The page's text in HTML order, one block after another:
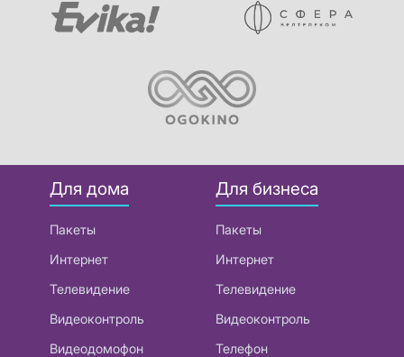
Для дома
Пакеты
Интернет
Телевидение
Видеоконтроль
Видеодомофон
Для бизнеса
Пакеты
Интернет
Телевидение
Видеоконтроль
Телефон